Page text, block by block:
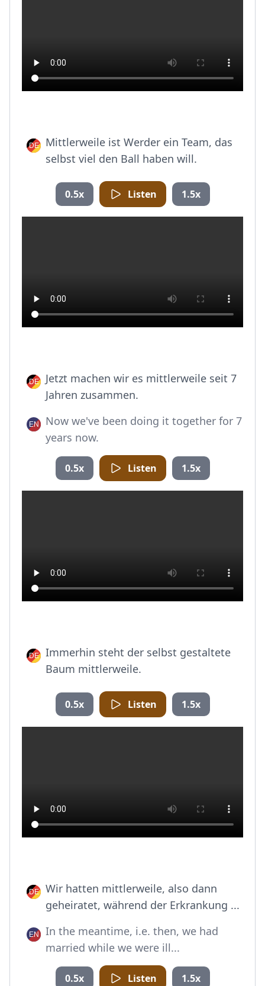
Mittlerweile ist Werder ein Team, das
selbst viel den Ball haben will.
0.5x Listen 1.5x
Jetzt machen wir es mittlerweile seit 7
Jahren zusammen.
Now we've been doing it together for 7
years now.
0.5x Listen 1.5x
Immerhin steht der selbst gestaltete
Baum mittlerweile.
0.5x Listen 1.5x
Wir hatten mittlerweile, also dann
geheiratet, während der Erkrankung ...
In the meantime, i.e. then, we had
married while we were ill...
0.5x Listen 1.5x